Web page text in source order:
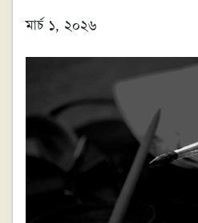
মার্চ ১, ২০২৬